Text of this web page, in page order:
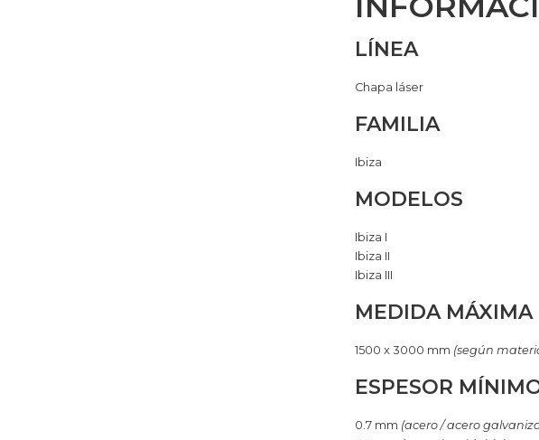
LÍNEA
Chapa láser
FAMILIA
Ibiza
MODELOS
Ibiza I
Ibiza II
Ibiza III
MEDIDA MÁXIMA
1500 x 3000 mm (según
ESPESOR
0.7 mm (acero / acero